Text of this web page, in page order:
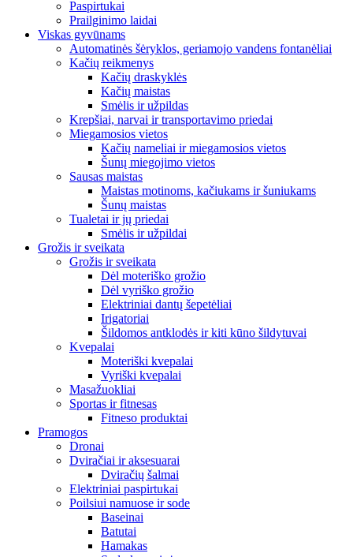
Paspirtukai
Prailginimo laidai
Viskas gyvūnams
Automatinės šėryklos, geriamojo vandens fontanėliai
Kačių reikmenys
Kačių draskyklės
Kačių maistas
Smėlis ir užpildas
Krepšiai, narvai ir transportavimo priedai
Miegamosios vietos
Kačių nameliai ir miegamosios vietos
Šunų miegojimo vietos
Sausas maistas
Maistas motinoms, kačiukams ir šuniukams
Šunų maistas
Tualetai ir jų priedai
Smėlis ir užpildai
Grožis ir sveikata
Grožis ir sveikata
Dėl moteriško grožio
Dėl vyriško grožio
Elektriniai dantų šepetėliai
Irigatoriai
Šildomos antklodės ir kiti kūno šildytuvai
Kvepalai
Moteriški kvepalai
Vyriški kvepalai
Masažuokliai
Sportas ir fitnesas
Fitneso produktai
Pramogos
Dronai
Dviračiai ir aksesuarai
Dviračių šalmai
Elektriniai paspirtukai
Poilsiui namuose ir sode
Baseinai
Batutai
Hamakas